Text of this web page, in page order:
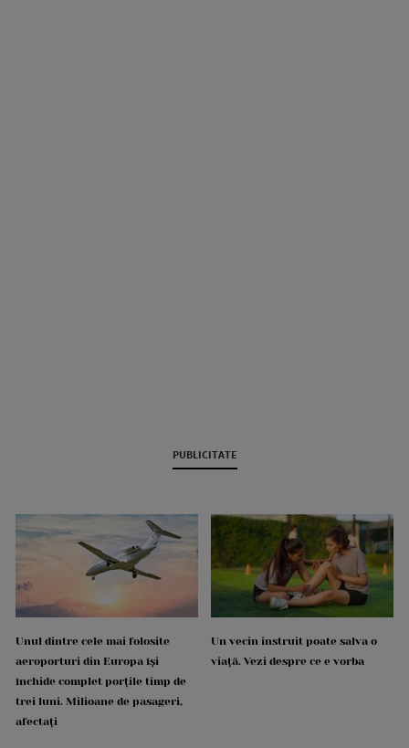
PUBLICITATE
Unul dintre cele mai folosite
aeroporturi din Europa își
închide complet porțile timp de
trei luni. Milioane de pasageri,
afectați
Un vecin instruit poate salva o
viață. Vezi despre ce e vorba